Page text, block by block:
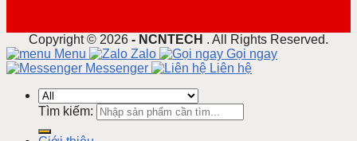
Copyright © 2026 - NCNTECH . All Rights Reserved.
Menu
Zalo
Gọi ngay
Messenger
Liên hệ
Tìm kiếm: